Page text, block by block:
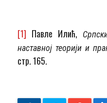
[1] Павле Илић,
наставној теорији и
стр. 165.